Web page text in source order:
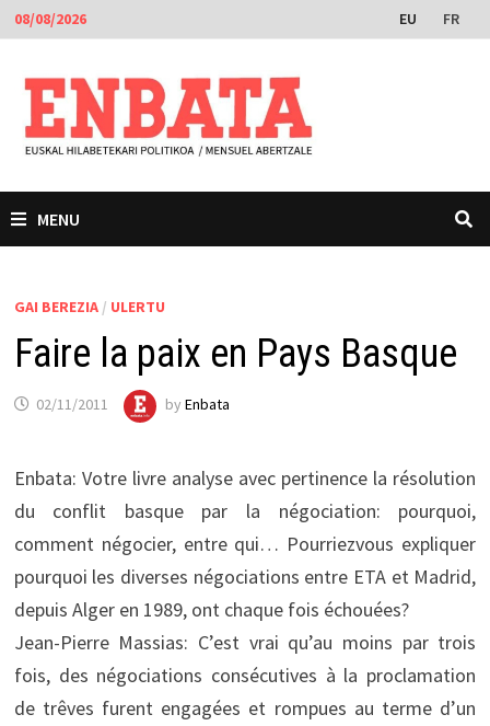
Skip
to
content
08/08/2026 EU FR
MENU
GAI BEREZIA/ ULERTU
Faire la paix en Pays Basque
02/11/2011 by Enbata
Enbata: Votre livre analyse avec pertinence la résolution
du conflit basque par la négociation: pourquoi,
comment négocier, entre qui… Pourriezvous expliquer
pourquoi les diverses négociations entre ETA et Madrid,
depuis Alger en 1989, ont chaque fois échouées?
Jean-Pierre Massias: C’est vrai qu’au moins par trois
fois, des négociations consécutives à la proclamation
de trêves furent engagées et rompues au terme d’un